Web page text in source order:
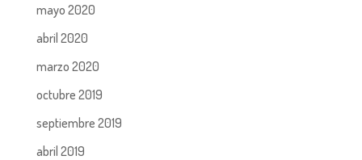
mayo 2020
abril 2020
marzo 2020
octubre 2019
septiembre 2019
abril 2019